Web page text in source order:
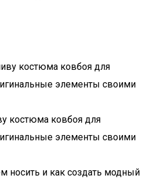
костюма ковбоя для
элементы своими